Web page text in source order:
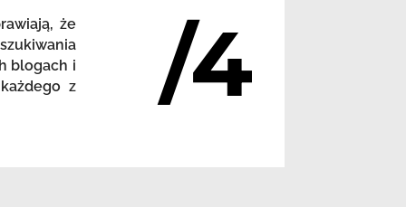
że
blogach i
z
/4